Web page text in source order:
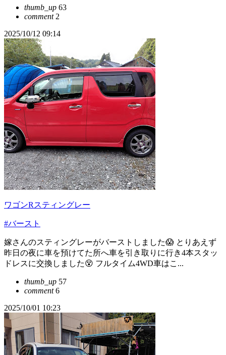
thumb_up 63
comment2
2025/10/12 09:14
ワゴンRスティングレー
#バースト
嫁さんのスティングレーがバーストしました😱 とりあえず
昨日の夜に車を預けてた所へ車を引き取りに行き4本スタッ
ドレスに交換しました😵 フルタイム4WD車はこ...
thumb_up 57
comment6
2025/10/01 10:23